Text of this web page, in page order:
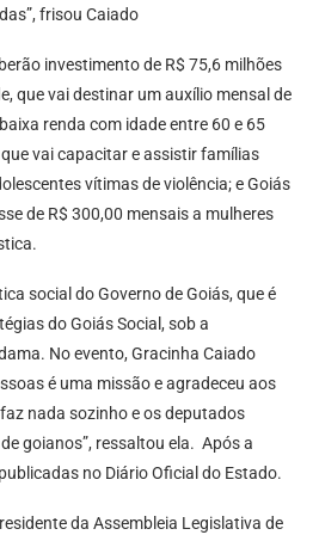
frisou Caiado
investimento de R$ 75,6 milhões
que vai destinar um auxílio mensal de
renda com idade entre 60 e 65
vai capacitar e assistir famílias
vítimas de violência; e Goiás
de R$ 300,00 mensais a mulheres
social do Governo de Goiás, que é
do Goiás Social, sob a
No evento, Gracinha Caiado
é uma missão e agradeceu aos
nada sozinho e os deputados
goianos”, ressaltou ela. Após a
no Diário Oficial do Estado.
da Assembleia Legislativa de